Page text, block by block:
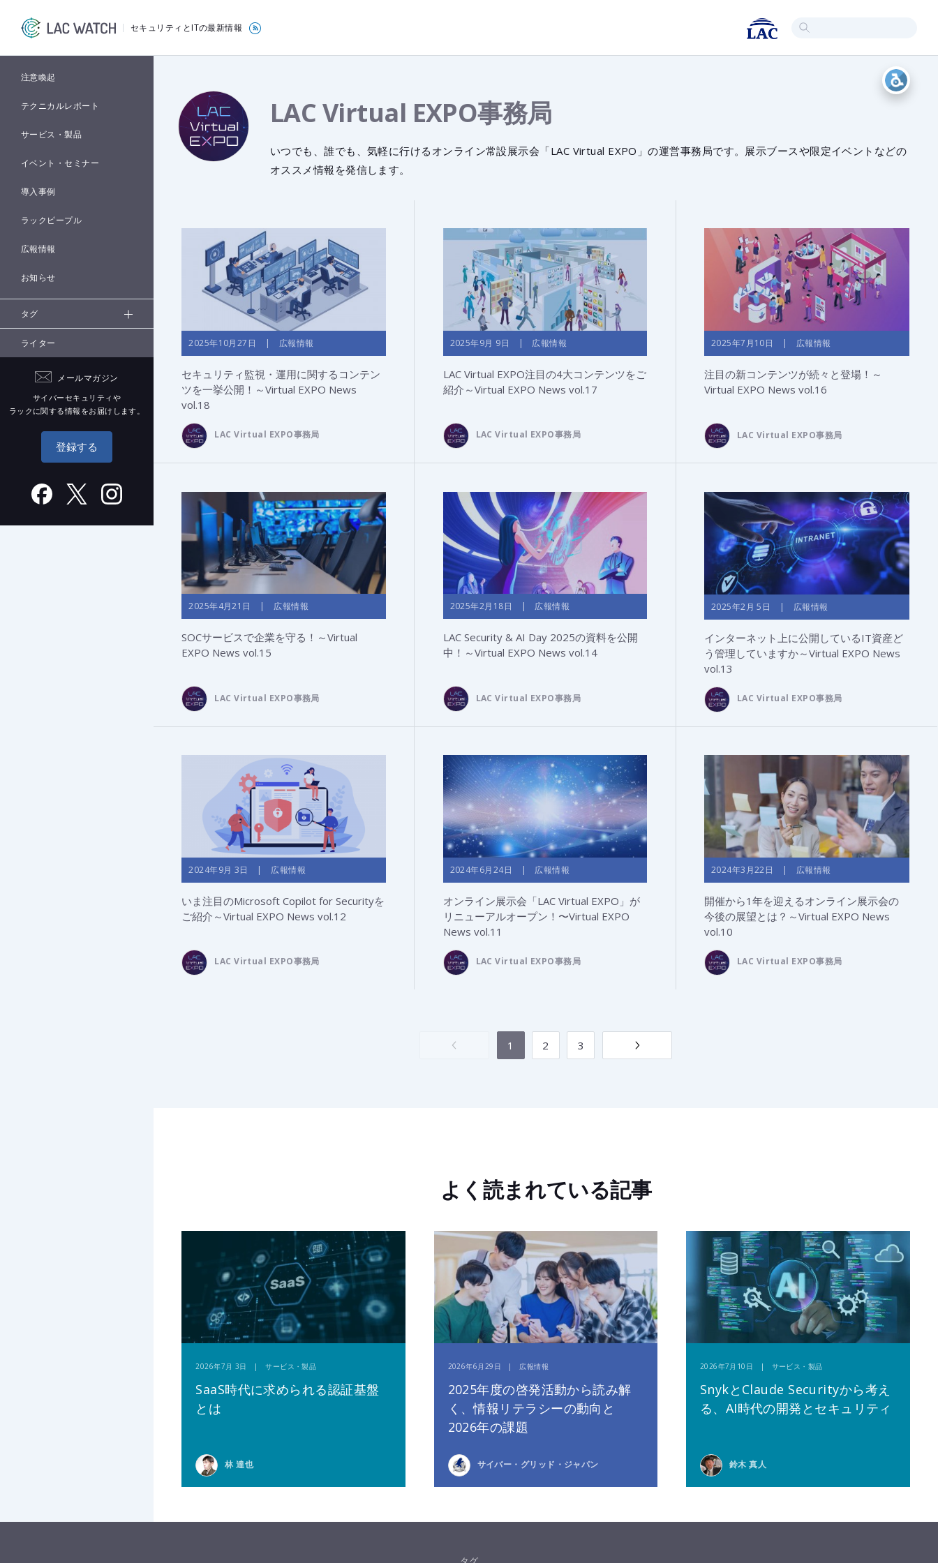
セキュリティとITの最新情報
注意喚起
テクニカルレポート
サービス・製品
イベント・セミナー
導入事例
ラックピープル
広報情報
お知らせ
タグ
ライター
メールマガジン
サイバーセキュリティや
ラックに関する情報をお届けします。
登録する
LAC Virtual EXPO事務局
いつでも、誰でも、気軽に行けるオンライン常設展示会「LAC Virtual EXPO」の運営事務局です。展示ブースや限定イベントなどの
オススメ情報を発信します。
2025年10月27日 | 広報情報
セキュリティ監視・運用に関するコンテン
ツを一挙公開！～Virtual EXPO News
vol.18
LAC Virtual EXPO事務局
2025年9月 9日 | 広報情報
LAC Virtual EXPO注目の4大コンテンツをご
紹介～Virtual EXPO News vol.17
LAC Virtual EXPO事務局
2025年7月10日 | 広報情報
注目の新コンテンツが続々と登場！～
Virtual EXPO News vol.16
LAC Virtual EXPO事務局
2025年4月21日 | 広報情報
SOCサービスで企業を守る！～Virtual
EXPO News vol.15
LAC Virtual EXPO事務局
2025年2月18日 | 広報情報
LAC Security & AI Day 2025の資料を公開
中！～Virtual EXPO News vol.14
LAC Virtual EXPO事務局
2025年2月 5日 | 広報情報
インターネット上に公開しているIT資産ど
う管理していますか～Virtual EXPO News
vol.13
LAC Virtual EXPO事務局
2024年9月 3日 | 広報情報
いま注目のMicrosoft Copilot for Securityを
ご紹介～Virtual EXPO News vol.12
LAC Virtual EXPO事務局
2024年6月24日 | 広報情報
オンライン展示会「LAC Virtual EXPO」が
リニューアルオープン！〜Virtual EXPO
News vol.11
LAC Virtual EXPO事務局
2024年3月22日 | 広報情報
開催から1年を迎えるオンライン展示会の
今後の展望とは？～Virtual EXPO News
vol.10
LAC Virtual EXPO事務局
1 2 3
よく読まれている記事
2026年7月 3日 | サービス・製品
SaaS時代に求められる認証基盤
とは
林 達也
2026年6月29日 | 広報情報
2025年度の啓発活動から読み解
く、情報リテラシーの動向と
2026年の課題
サイバー・グリッド・ジャパン
2026年7月10日 | サービス・製品
SnykとClaude Securityから考え
る、AI時代の開発とセキュリティ
鈴木 真人